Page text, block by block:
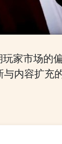
家市场的偏
内容扩充